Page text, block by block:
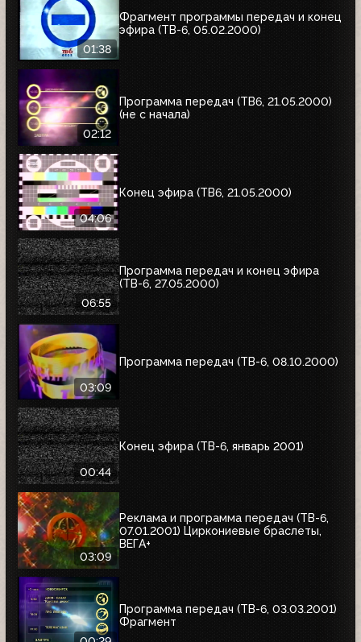
01:38
Фрагмент программы передач и конец
эфира (ТВ-6, 05.02.2000)
02:12
Программа передач (ТВ6, 21.05.2000)
(не с начала)
04:06
Конец эфира (ТВ6, 21.05.2000)
06:55
Программа передач и конец эфира
(ТВ-6, 27.05.2000)
03:09
Программа передач (ТВ-6, 08.10.2000)
00:44
Конец эфира (ТВ-6, январь 2001)
03:09
Реклама и программа передач (ТВ-6,
07.01.2001) Циркониевые браслеты,
ВЕГА+
Программа передач (ТВ-6, 03.03.2001)
Фрагмент